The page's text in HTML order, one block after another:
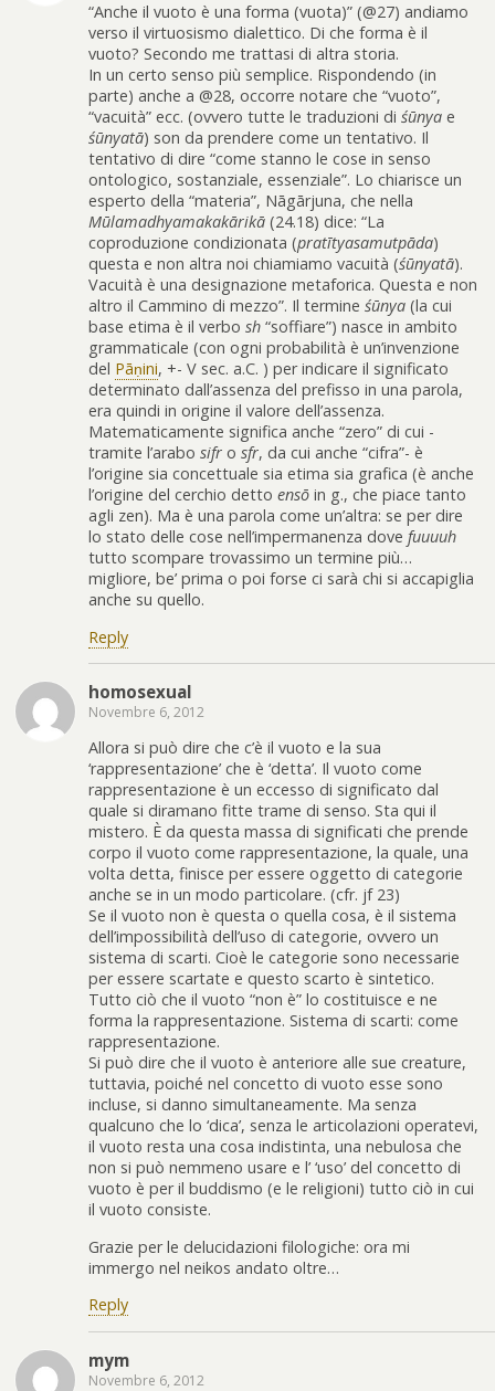
“Anche il vuoto è una forma (vuota)” (@27) andiamo
verso il virtuosismo dialettico. Di che forma è il
vuoto? Secondo me trattasi di altra storia.
In un certo senso più semplice. Rispondendo (in
parte) anche a @28, occorre notare che “vuoto”,
“vacuità” ecc. (ovvero tutte le traduzioni di śūnya e
śūnyatā) son da prendere come un tentativo. Il
tentativo di dire “come stanno le cose in senso
ontologico, sostanziale, essenziale”. Lo chiarisce un
esperto della “materia”, Nāgārjuna, che nella
Mūlamadhyamakakārikā (24.18) dice: “La
coproduzione condizionata (pratītyasamutpāda)
questa e non altra noi chiamiamo vacuità (śūnyatā).
Vacuità è una designazione metaforica. Questa e non
altro il Cammino di mezzo”. Il termine śūnya (la cui
base etima è il verbo sh “soffiare”) nasce in ambito
grammaticale (con ogni probabilità è un’invenzione
del Pāṇini, +- V sec. a.C. ) per indicare il significato
determinato dall’assenza del prefisso in una parola,
era quindi in origine il valore dell’assenza.
Matematicamente significa anche “zero” di cui -
tramite l’arabo sifr o sfr, da cui anche “cifra”- è
l’origine sia concettuale sia etima sia grafica (è anche
l’origine del cerchio detto ensō in g., che piace tanto
agli zen). Ma è una parola come un’altra: se per dire
lo stato delle cose nell’impermanenza dove fuuuuh
tutto scompare trovassimo un termine più…
migliore, be’ prima o poi forse ci sarà chi si accapiglia
anche su quello.
Reply
homosexual
Novembre 6, 2012
Allora si può dire che c’è il vuoto e la sua
‘rappresentazione’ che è ‘detta’. Il vuoto come
rappresentazione è un eccesso di significato dal
quale si diramano fitte trame di senso. Sta qui il
mistero. È da questa massa di significati che prende
corpo il vuoto come rappresentazione, la quale, una
volta detta, finisce per essere oggetto di categorie
anche se in un modo particolare. (cfr. jf 23)
Se il vuoto non è questa o quella cosa, è il sistema
dell’impossibilità dell’uso di categorie, ovvero un
sistema di scarti. Cioè le categorie sono necessarie
per essere scartate e questo scarto è sintetico.
Tutto ciò che il vuoto “non è” lo costituisce e ne
forma la rappresentazione. Sistema di scarti: come
rappresentazione.
Si può dire che il vuoto è anteriore alle sue creature,
tuttavia, poiché nel concetto di vuoto esse sono
incluse, si danno simultaneamente. Ma senza
qualcuno che lo ‘dica’, senza le articolazioni operatevi,
il vuoto resta una cosa indistinta, una nebulosa che
non si può nemmeno usare e l’ ‘uso’ del concetto di
vuoto è per il buddismo (e le religioni) tutto ciò in cui
il vuoto consiste.
Grazie per le delucidazioni filologiche: ora mi
immergo nel neikos andato oltre…
Reply
mym
Novembre 6, 2012